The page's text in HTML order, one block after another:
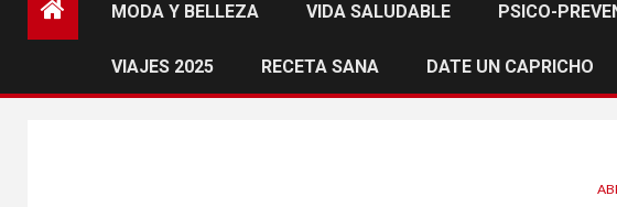
MODA Y BELLEZA VIDA SALUDABLE PSICO-
VIAJES 2025 RECETA SANA DATE UN CAPRICHO